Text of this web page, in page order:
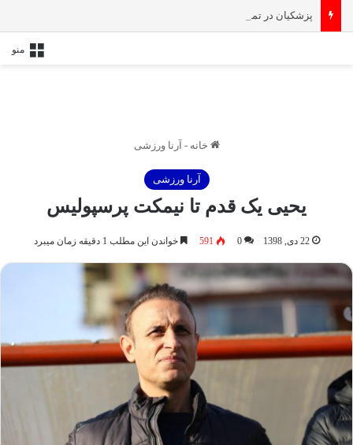
منو
خانه - آرنا ورزشی
آرنا ورزشی
یحیی یک قدم تا نیمکت پرسپولیس
22 دی, 1398 0
591 خواندن این مطلب 1 دقیقه زمان میبرد